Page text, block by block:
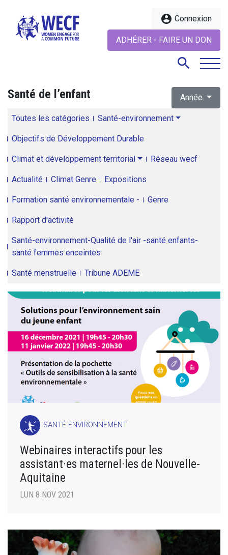
account_circle Connexion
ADHÉRER - FAIRE UN DON
search
Santé de l’enfant Année
Toutes les catégories Santé-environnement
Objectifs de Développement Durable
Climat et développement territorial Réseau wecf
Actualité Climat Genre Expositions
Formation santé environnementale - Genre
Rapport d'activité
Santé-environnement-Qualité de l'air -santé enfants-
santé femmes enceintes
Santé menstruelle Tribune ADEME
SANTÉ-ENVIRONNEMENT
Webinaires interactifs pour les
assistant·es maternel·les de Nouvelle-
Aquitaine
LUN 8 NOV 2021